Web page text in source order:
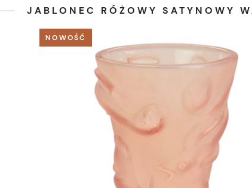
JABLONEC RÓŻOWY SATYNOWY
NOWOŚĆ